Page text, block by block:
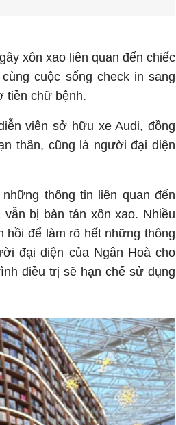
xôn xao liên quan đến chiếc
cuộc sống check in sang
tiền chữ bệnh.
viên sở hữu xe Audi, đồng
thân, cũng là người đại diện
thông tin liên quan đến
bị bàn tán xôn xao. Nhiều
để làm rõ hết những thông
đại diện của Ngân Hoà cho
điều trị sẽ hạn chế sử dụng